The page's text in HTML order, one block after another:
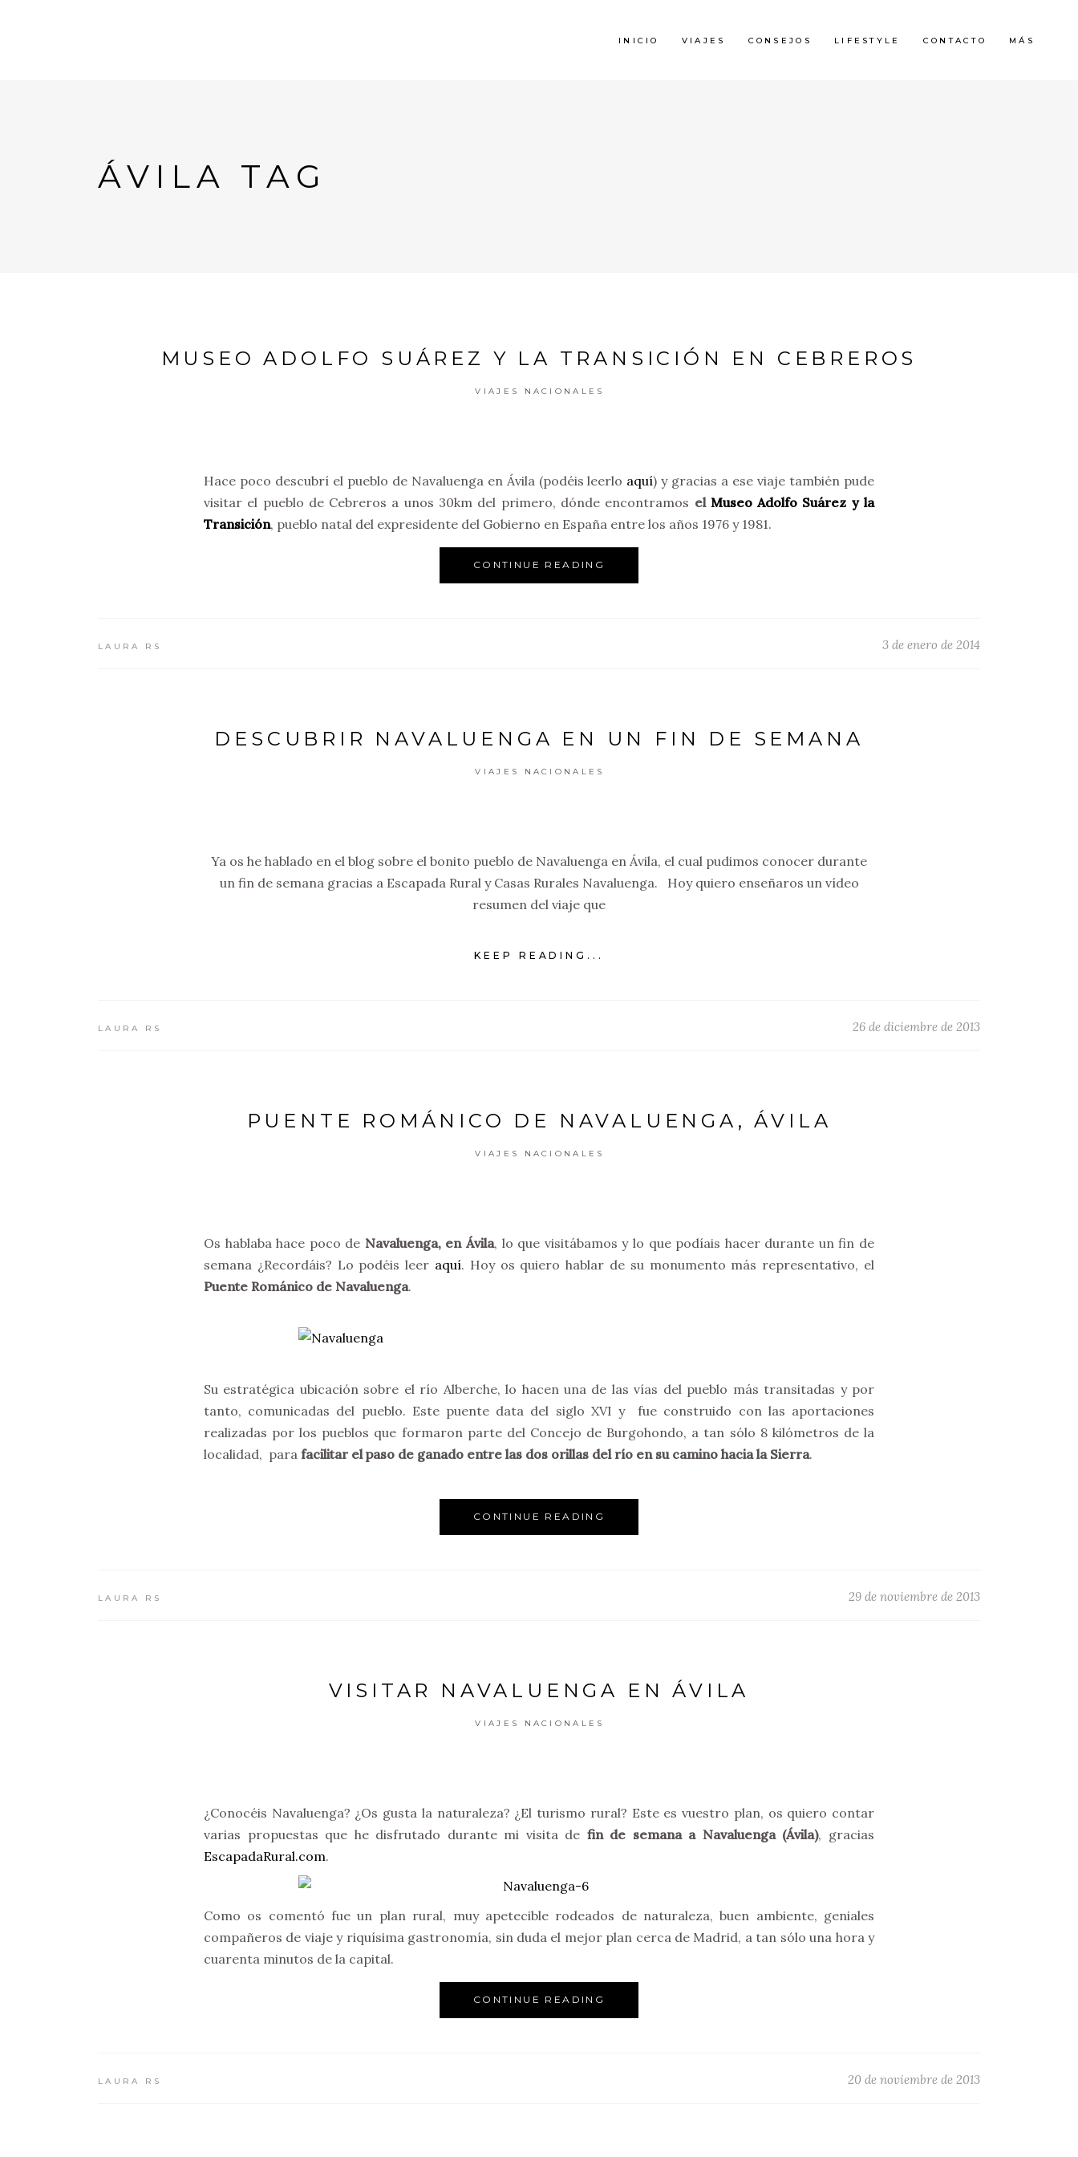
INICIO VIAJES CONSEJOS LIFESTYLE CONTACTO MÁS
ÁVILA TAG
MUSEO ADOLFO SUÁREZ Y LA TRANSICIÓN EN CEBREROS
VIAJES NACIONALES
Hace poco descubrí el pueblo de Navaluenga en Ávila (podéis leerlo aquí) y gracias a ese viaje también pude
visitar el pueblo de Cebreros a unos 30km del primero, dónde encontramos el Museo Adolfo Suárez y la
Transición, pueblo natal del expresidente del Gobierno en España entre los años 1976 y 1981.
CONTINUE READING
LAURA RS 3 de enero de 2014
DESCUBRIR NAVALUENGA EN UN FIN DE SEMANA
VIAJES NACIONALES
Ya os he hablado en el blog sobre el bonito pueblo de Navaluenga en Ávila, el cual pudimos conocer durante
un fin de semana gracias a Escapada Rural y Casas Rurales Navaluenga. Hoy quiero enseñaros un vídeo
resumen del viaje que
KEEP READING...
LAURA RS 26 de diciembre de 2013
PUENTE ROMÁNICO DE NAVALUENGA, ÁVILA
VIAJES NACIONALES
Os hablaba hace poco de Navaluenga, en Ávila, lo que visitábamos y lo que podíais hacer durante un fin de
semana ¿Recordáis? Lo podéis leer aquí. Hoy os quiero hablar de su monumento más representativo, el
Puente Románico de Navaluenga.
Su estratégica ubicación sobre el río Alberche, lo hacen una de las vías del pueblo más transitadas y por
tanto, comunicadas del pueblo. Este puente data del siglo XVI y fue construido con las aportaciones
realizadas por los pueblos que formaron parte del Concejo de Burgohondo, a tan sólo 8 kilómetros de la
localidad, para facilitar el paso de ganado entre las dos orillas del río en su camino hacia la Sierra.
CONTINUE READING
LAURA RS 29 de noviembre de 2013
VISITAR NAVALUENGA EN ÁVILA
VIAJES NACIONALES
¿Conocéis Navaluenga? ¿Os gusta la naturaleza? ¿El turismo rural? Este es vuestro plan, os quiero contar
varias propuestas que he disfrutado durante mi visita de fin de semana a Navaluenga (Ávila), gracias
EscapadaRural.com.
Como os comentó fue un plan rural, muy apetecible rodeados de naturaleza, buen ambiente, geniales
compañeros de viaje y riquísima gastronomía, sin duda el mejor plan cerca de Madrid, a tan sólo una hora y
cuarenta minutos de la capital.
CONTINUE READING
LAURA RS 20 de noviembre de 2013